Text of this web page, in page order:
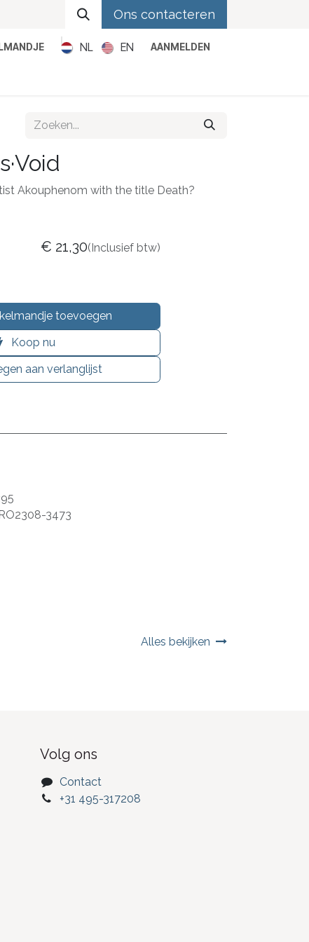
Ons contacteren
NL EN AANMELDEN
Akouphenom with the title Death?
toevoegen
Koop nu
aan verlanglijst
€ 21,30(Inclusief btw)
3473
Alles bekijken
Volg ons
Contact
+31 495-317208